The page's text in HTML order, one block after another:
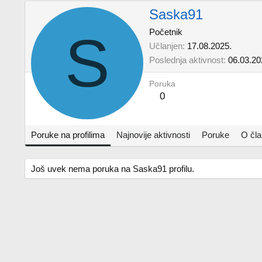
S
Saska91
Početnik
Učlanjen 17.08.2025.
Poslednja aktivnost
Poruka
0
Poruke na profilima Najnovije aktivnosti Poruke O
Još uvek nema poruka na Saska91 profilu.